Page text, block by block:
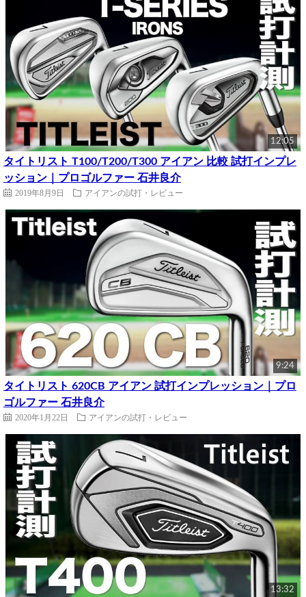
12:05
タイトリスト T100/T200/T300 アイアン 比較 試打インプレ
ッション｜プロゴルファー 石井良介
2019年8月9日 アイアンの試打・レビュー
9:24
タイトリスト 620CB アイアン 試打インプレッション｜プロ
ゴルファー 石井良介
2020年1月22日 アイアンの試打・レビュー
13:32